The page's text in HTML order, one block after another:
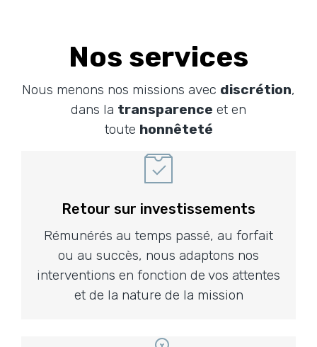
Nos services
Nous menons nos missions avec discrétion,
dans la transparence et en
toute honnêteté
Retour sur investissements
Rémunérés au temps passé, au forfait
ou au succès, nous adaptons nos
interventions en fonction de vos attentes
et de la nature de la mission